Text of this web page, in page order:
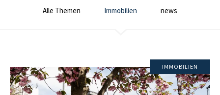
Alle Themen Immobilien news
IMMOBILIEN